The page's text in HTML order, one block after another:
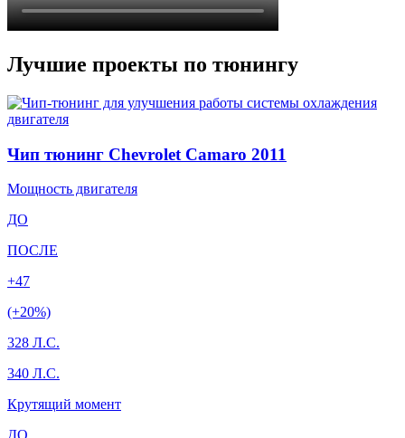
Лучшие проекты по тюнингу
Чип тюнинг Chevrolet Camaro 2011
Мощность двигателя
ДО
ПОСЛЕ
+47
(+20%)
328 Л.С.
340 Л.С.
Крутящий момент